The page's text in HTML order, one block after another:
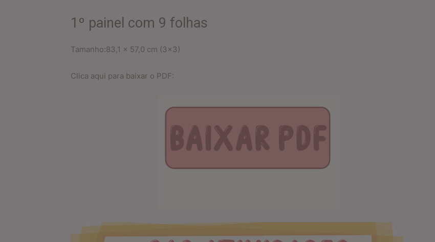
1º painel com 9 folhas
Tamanho:83,1 x 57,0 cm (3×3)
Clica aqui para baixar o PDF: